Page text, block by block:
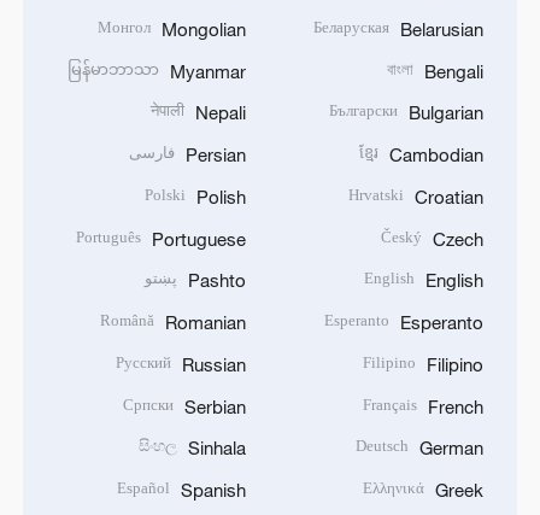
Belarusian
Беларуская
Bengali
বাংলা
Bulgarian
Български
Cambodian
ខ្មែរ
Croatian
Hrvatski
Czech
Český
English
English
Esperanto
Esperanto
Filipino
Filipino
French
Français
German
Deutsch
Greek
Ελληνικά
Mongolian
Монгол
Myanmar
မြန်မာဘာသာ
Nepali
नेपाली
Persian فارسی
Polish
Polski
Portuguese
Português
Pashto پښتو
Romanian
Română
Russian
Русский
Serbian
Српски
Sinhala
සිංහල
Spanish
Español